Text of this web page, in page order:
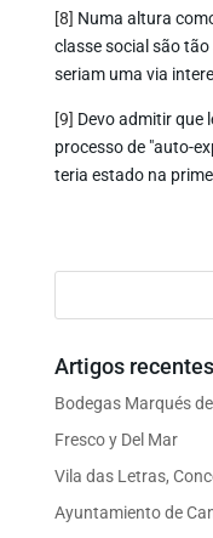
[8] Numa altura
classe social são
seriam uma via
[9] Devo admitir que
processo de "auto-
teria estado na
Artigos recentes
Bodegas Marqués
Fresco y Del Mar
Vila das Letras,
Ayuntamiento de